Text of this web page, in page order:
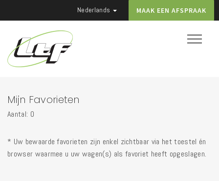
Nederlands MAAK EEN AFSPRAAK
Mijn Favorieten
Aantal: 0
* Uw bewaarde favorieten zijn enkel zichtbaar via het toestel én
browser waarmee u uw wagen(s) als favoriet heeft opgeslagen.